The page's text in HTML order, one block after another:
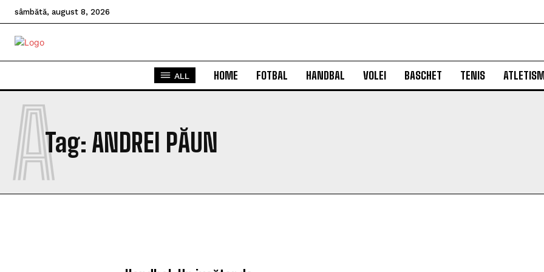
sâmbătă, august 8, 2026
ALL HOME FOTBAL HANDBAL VOLEI BASCHET TENIS
Tag: ANDREI PĂUN
A